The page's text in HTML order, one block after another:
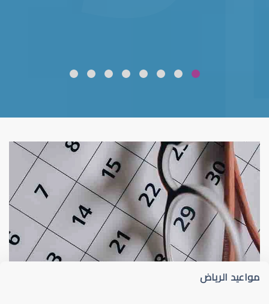
قلوبال لرعاية العين ضعف نظر
مواعيد الرياض